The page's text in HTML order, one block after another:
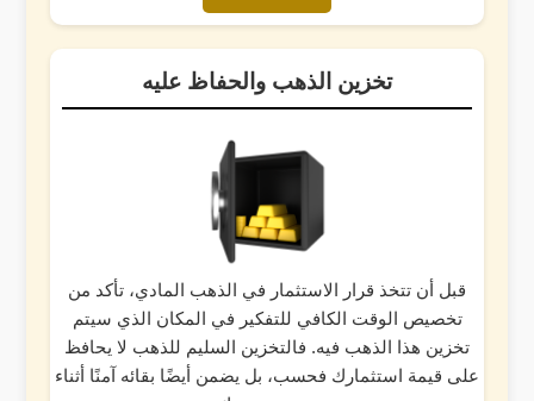
تخزين الذهب والحفاظ عليه
قبل أن تتخذ قرار الاستثمار في الذهب المادي، تأكد من
تخصيص الوقت الكافي للتفكير في المكان الذي سيتم
تخزين هذا الذهب فيه. فالتخزين السليم للذهب لا يحافظ
على قيمة استثمارك فحسب، بل يضمن أيضًا بقائه آمنًا أثناء